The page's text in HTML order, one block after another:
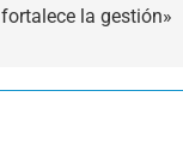
la gestión»